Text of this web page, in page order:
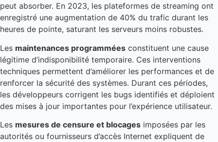
peut absorber. En 2023, les plateformes de streaming ont
enregistré une augmentation de 40% du trafic durant les
heures de pointe, saturant les serveurs moins robustes.
Les maintenances programmées constituent une cause
légitime d’indisponibilité temporaire. Ces interventions
techniques permettent d’améliorer les performances et de
renforcer la sécurité des systèmes. Durant ces périodes,
les développeurs corrigent les bugs identifiés et déploient
des mises à jour importantes pour l’expérience utilisateur.
Les mesures de censure et blocages imposées par les
autorités ou fournisseurs d’accès Internet expliquent de